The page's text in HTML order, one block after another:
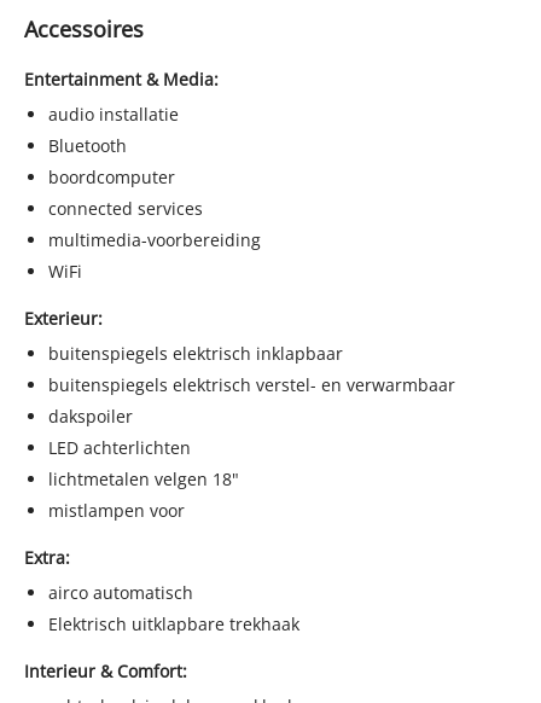
WhatsApp 0598 - 75 20 89
Nieuwsgierig naar wat deze auto per maand kost?
Financiering, deelbetaling en lease kunt u aanvragen via
onze website.
www.stadhuisautos.nl/financiering
ADRES EN OPENINGSTIJDEN
Stadhuis Auto's
9611TE Sappemeer
tel. nr. 0598 - 75 20 89
info@stadhuisautos.nl
www.stadhuisautos.nl
Standaard openingstijden: (bezoek buiten openingstijden
maandag t/m zaterdag van 9.00 tot 17.00
Accessoires
Entertainment & Media:
audio installatie
Bluetooth
boordcomputer
connected services
multimedia-voorbereiding
WiFi
Exterieur:
buitenspiegels elektrisch inklapbaar
buitenspiegels elektrisch verstel- en verwarmbaar
dakspoiler
LED achterlichten
lichtmetalen velgen 18"
mistlampen voor
Extra:
airco automatisch
Elektrisch uitklapbare trekhaak
Interieur & Comfort: